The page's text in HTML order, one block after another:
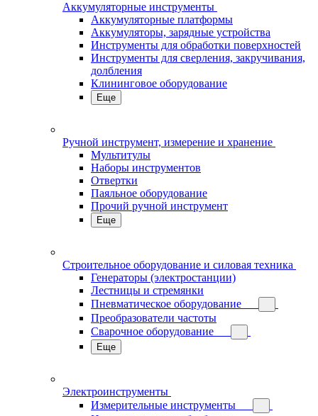
Аккумуляторные инструменты
Аккумуляторные платформы
Аккумуляторы, зарядные устройства
Инструменты для обработки поверхностей
Инструменты для сверления, закручивания,
долбления
Клининговое оборудование
Еще
Ручной инструмент, измерение и хранение
Мультитулы
Наборы инструментов
Отвертки
Паяльное оборудование
Прочий ручной инструмент
Еще
Строительное оборудование и силовая техника
Генераторы (электростанции)
Лестницы и стремянки
Пневматическое оборудование
Преобразователи частоты
Сварочное оборудование
Еще
Электроинструменты
Измерительные инструменты